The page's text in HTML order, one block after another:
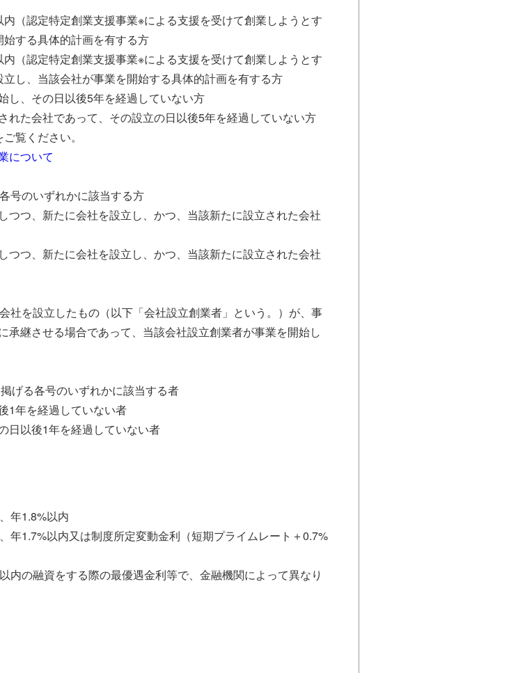
（認定特定創業支援事業※による支援を受けて創業しようとす
する具体的計画を有する方
（認定特定創業支援事業※による支援を受けて創業しようとす
し、当該会社が事業を開始する具体的計画を有する方
、その日以後5年を経過していない方
た会社であって、その設立の日以後5年を経過していない方
覧ください。
について
号のいずれかに該当する方
つ、新たに会社を設立し、かつ、当該新たに設立された会社
つ、新たに会社を設立し、かつ、当該新たに設立された会社
社を設立したもの（以下「会社設立創業者」という。）が、事
継させる場合であって、当該会社設立創業者が事業を開始し
げる各号のいずれかに該当する者
1年を経過していない者
以後1年を経過していない者
年1.8%以内
年1.7%以内又は制度所定変動金利（短期プライムレート＋0.7%
内の融資をする際の最優遇金利等で、金融機関によって異なり